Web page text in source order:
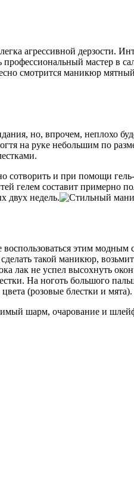
агрессивной дерзости.
мастер в
смотрится маникюр
но, впрочем, неплохо
на руке небольшим по
и при помощи гель-
гелем составит примерно
двух недель.
этим модным
такой маникюр,
лак не успел высохнуть
На ноготь большого
(розовые блестки и мята).
шарм, очарование и